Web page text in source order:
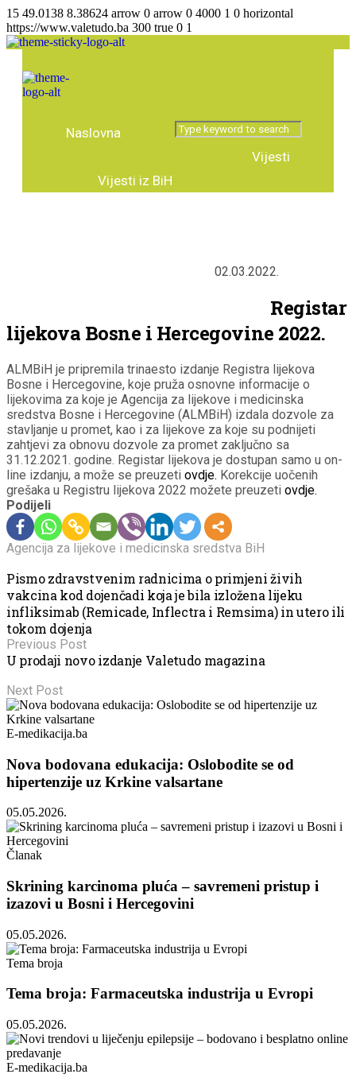
15 49.0138 8.38624 arrow 0 arrow 0 4000 1 0 horizontal
https://www.valetudo.ba 300 true 0 1
Naslovna
Vijesti
Vijesti iz BiH
02.03.2022.
Registar
lijekova Bosne i Hercegovine 2022.
ALMBiH je pripremila trinaesto izdanje Registra lijekova
Bosne i Hercegovine, koje pruža osnovne informacije o
lijekovima za koje je Agencija za lijekove i medicinska
sredstva Bosne i Hercegovine (ALMBiH) izdala dozvole za
stavljanje u promet, kao i za lijekove za koje su podnijeti
zahtjevi za obnovu dozvole za promet zaključno sa
31.12.2021. godine. Registar lijekova je dostupan samo u on-
line izdanju, a može se preuzeti ovdje. Korekcije uočenih
grešaka u Registru lijekova 2022 možete preuzeti ovdje.
Podijeli
Agencija za lijekove i medicinska sredstva BiH
Pismo zdravstvenim radnicima o primjeni živih
vakcina kod dojenčadi koja je bila izložena lijeku
infliksimab (Remicade, Inflectra i Remsima) in utero ili
tokom dojenja
Previous Post
U prodaji novo izdanje Valetudo magazina
Next Post
E-medikacija.ba
Nova bodovana edukacija: Oslobodite se od
hipertenzije uz Krkine valsartane
05.05.2026.
Članak
Skrining karcinoma pluća – savremeni pristup i
izazovi u Bosni i Hercegovini
05.05.2026.
Tema broja
Tema broja: Farmaceutska industrija u Evropi
05.05.2026.
E-medikacija.ba